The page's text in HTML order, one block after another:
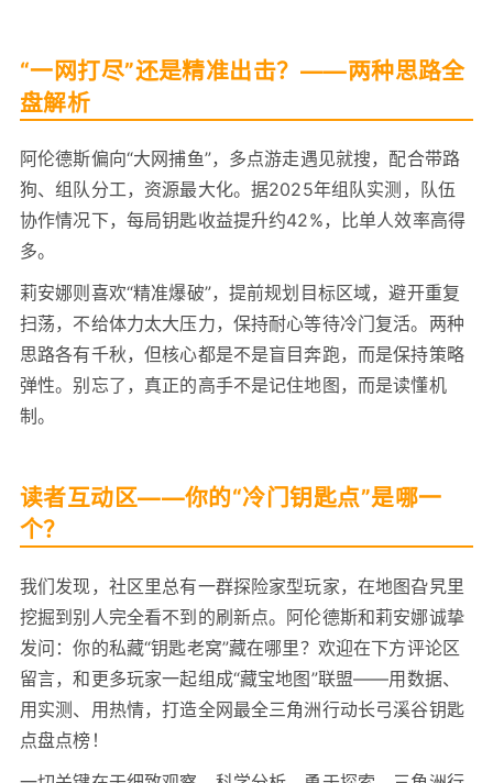
“一网打尽”还是精准出击？——两种思路全
盘解析
阿伦德斯偏向“大网捕鱼”，多点游走遇见就搜，配合带路
狗、组队分工，资源最大化。据2025年组队实测，队伍
协作情况下，每局钥匙收益提升约42%，比单人效率高得
多。
莉安娜则喜欢“精准爆破”，提前规划目标区域，避开重复
扫荡，不给体力太大压力，保持耐心等待冷门复活。两种
思路各有千秋，但核心都是不是盲目奔跑，而是保持策略
弹性。别忘了，真正的高手不是记住地图，而是读懂机
制。
读者互动区——你的“冷门钥匙点”是哪一
个？
我们发现，社区里总有一群探险家型玩家，在地图旮旯里
挖掘到别人完全看不到的刷新点。阿伦德斯和莉安娜诚挚
发问：你的私藏“钥匙老窝”藏在哪里？欢迎在下方评论区
留言，和更多玩家一起组成“藏宝地图”联盟——用数据、
用实测、用热情，打造全网最全三角洲行动长弓溪谷钥匙
点盘点榜！